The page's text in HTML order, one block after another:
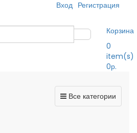
Вход Регистрация
Корзина
0
item(s)
0р.
Все категории